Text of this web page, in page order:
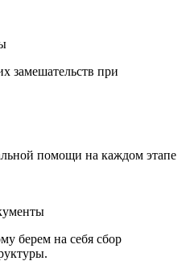
замешательств при
помощи на каждом этапе
берем на себя сбор